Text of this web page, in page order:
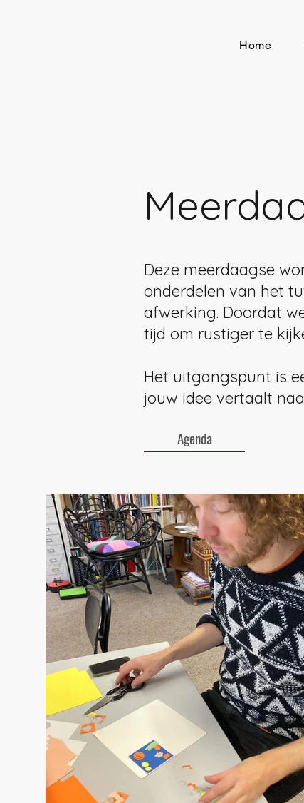
Home
Deze meerdaagse
onderdelen van het
afwerking. Doordat
tijd om rustiger te
Het uitgangspunt is
jouw idee vertaalt
Agenda